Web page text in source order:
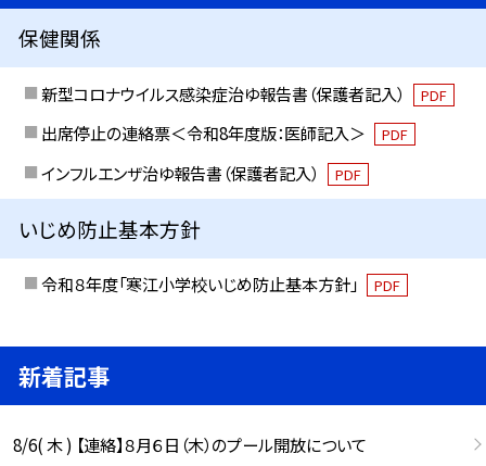
保健関係
新型コロナウイルス感染症治ゆ報告書（保護者記入） PDF
出席停止の連絡票＜令和8年度版：医師記入＞ PDF
インフルエンザ治ゆ報告書（保護者記入） PDF
いじめ防止基本方針
令和８年度「寒江小学校いじめ防止基本方針」 PDF
新着記事
8/6( 木 ) 【連絡】８月６日（木）のプール開放について